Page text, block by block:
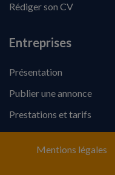
Rédiger son CV
Entreprises
Présentation
Publier une annonce
Prestations et tarifs
Mentions légales